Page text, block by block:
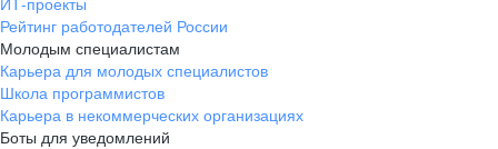
Рейтинг работодателей России
Молодым специалистам
Карьера для молодых специалистов
Школа программистов
Карьера в некоммерческих организациях
Боты для уведомлений